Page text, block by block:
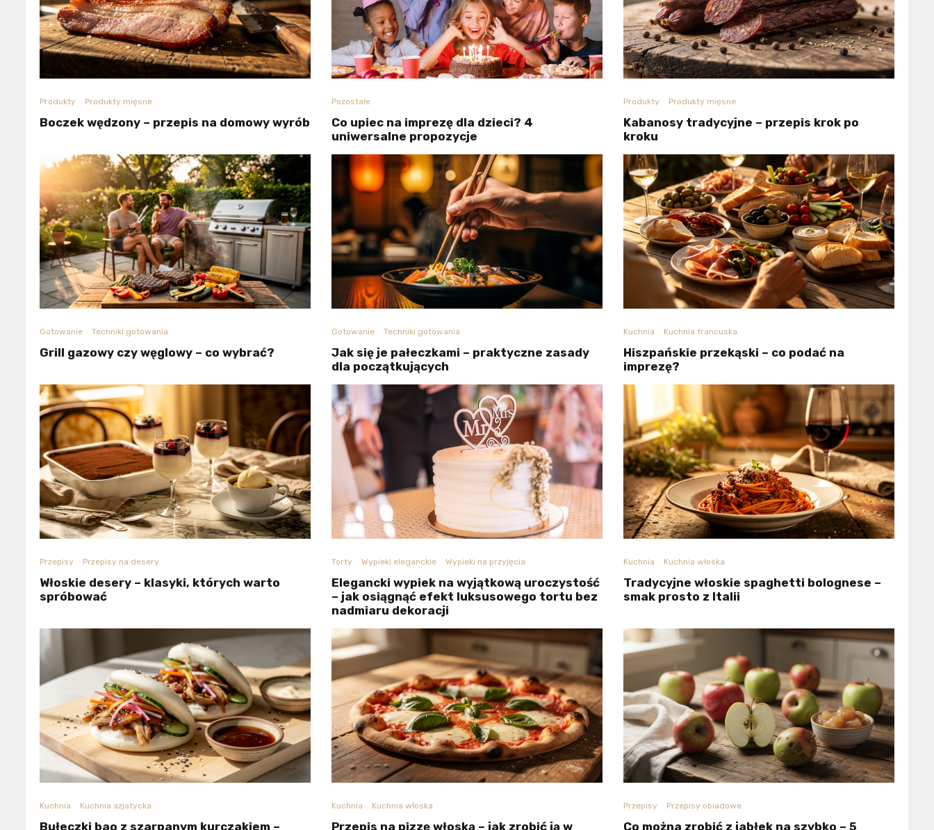
Produkty Produkty mięsne
Boczek wędzony – przepis na domowy wyrób
Pozostałe
Co upiec na imprezę dla dzieci? 4
uniwersalne propozycje
Produkty Produkty mięsne
Kabanosy tradycyjne – przepis krok po
kroku
Gotowanie Techniki gotowania
Grill gazowy czy węglowy – co wybrać?
Gotowanie Techniki gotowania
Jak się je pałeczkami – praktyczne zasady
dla początkujących
Kuchnia Kuchnia francuska
Hiszpańskie przekąski – co podać na
imprezę?
Przepisy Przepisy na desery
Włoskie desery – klasyki, których warto
spróbować
Torty Wypieki eleganckie Wypieki na przyjęcia
Elegancki wypiek na wyjątkową uroczystość
– jak osiągnąć efekt luksusowego tortu bez
nadmiaru dekoracji
Kuchnia Kuchnia włoska
Tradycyjne włoskie spaghetti bolognese –
smak prosto z Italii
Kuchnia Kuchnia azjatycka
Bułeczki bao z szarpanym kurczakiem –
Kuchnia Kuchnia włoska
Przepis na pizzę włoską – jak zrobić ją w
Przepisy Przepisy obiadowe
Co można zrobić z jabłek na szybko – 5